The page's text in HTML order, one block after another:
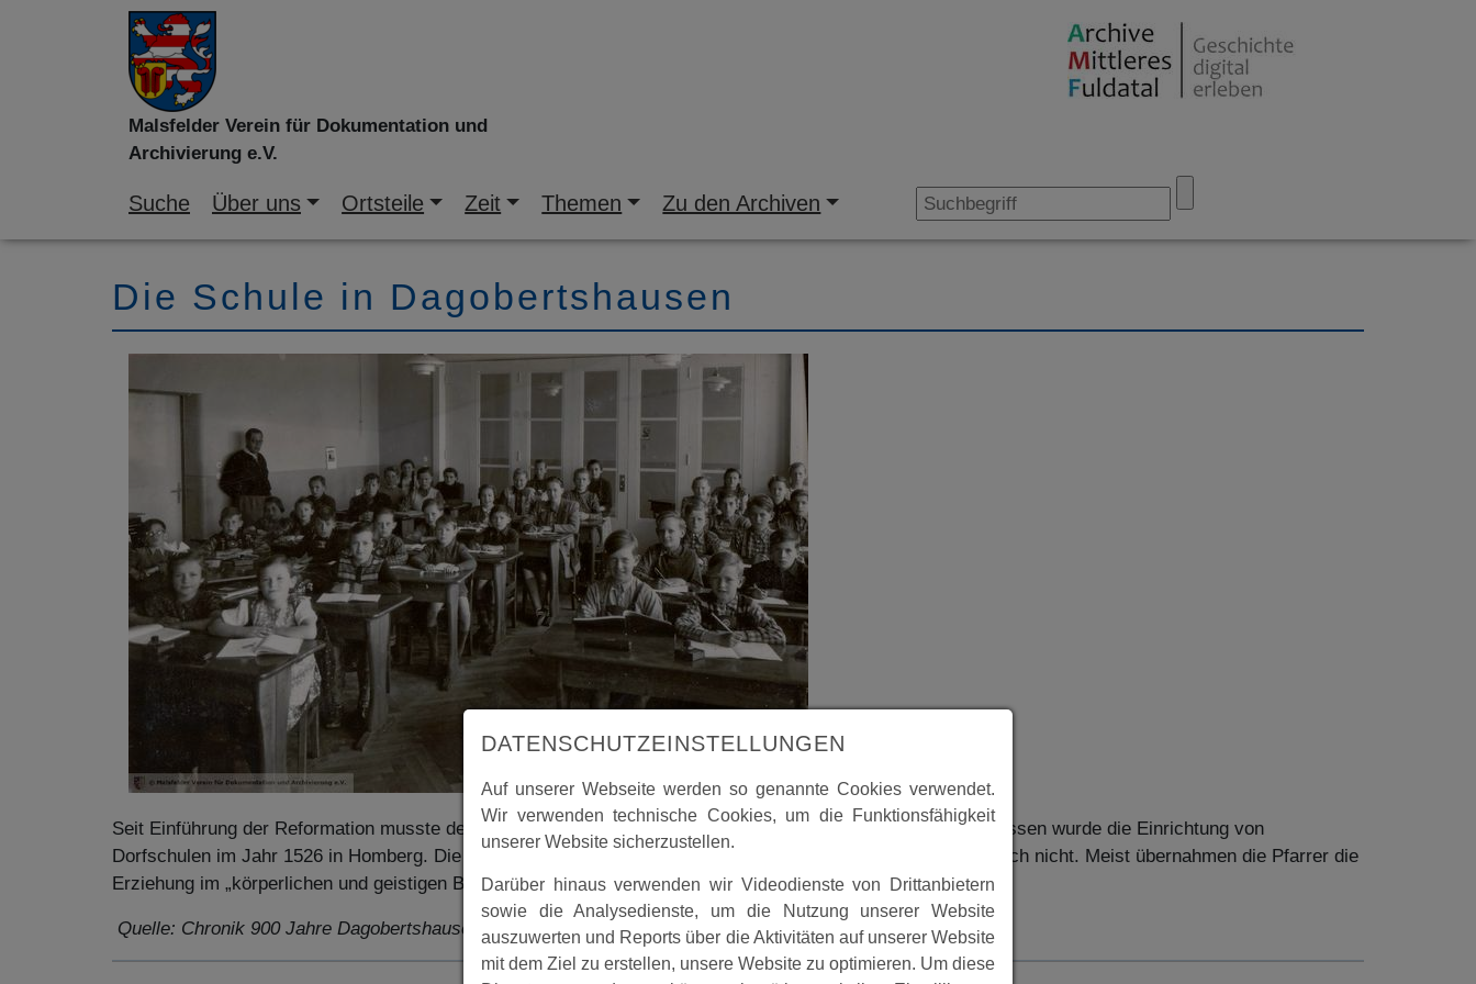
Malsfelder Verein für Dokumentation und
Archivierung e.V.
Suche Über uns Ortsteile Zeit Themen Zu den Archiven
Die Schule in Dagobertshausen
Seit Einführung der Reformation musste der Staat als Erbe der Kirche das Schulwesen übernehmen. Beschlossen wurde die Einrichtung von
Dorfschulen im Jahr 1526 in Homberg. Die Einrichtung eines hauptamtlichen Lehrers gab es zu dieser Zeit noch nicht. Meist übernahmen die Pfarrer die
Erziehung im „körperlichen und geistigen Bereich“ für die Kinder.
Quelle: Chronik 900 Jahre Dagobertshausen
DATENSCHUTZEINSTELLUNGEN
Auf unserer Webseite werden so genannte Cookies verwendet.
Wir verwenden technische Cookies, um die Funktionsfähigkeit
unserer Website sicherzustellen.
Darüber hinaus verwenden wir Videodienste von Drittanbietern
sowie die Analysedienste, um die Nutzung unserer Website
auszuwerten und Reports über die Aktivitäten auf unserer Website
mit dem Ziel zu erstellen, unsere Website zu optimieren. Um diese